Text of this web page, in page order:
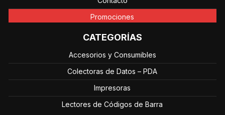
Promociones
CATEGORÍAS
Accesorios y Consumibles
Colectoras de Datos – PDA
Impresoras
Lectores de Códigos de Barra